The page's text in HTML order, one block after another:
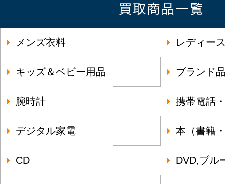
メンズ衣料 レディー
キッズ＆ベビー用品 ブランド
腕時計 携帯電話
デジタル家電 本（書籍
CD DVD,ブル